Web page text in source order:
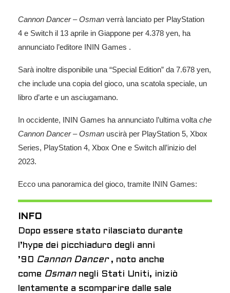
Cannon Dancer – Osman verrà lanciato per PlayStation
4 e Switch il 13 aprile in Giappone per 4.378 yen, ha
annunciato l’editore ININ Games .
Sarà inoltre disponibile una “Special Edition” da 7.678 yen,
che include una copia del gioco, una scatola speciale, un
libro d’arte e un asciugamano.
In occidente, ININ Games ha annunciato l’ultima volta che
Cannon Dancer – Osman uscirà per PlayStation 5, Xbox
Series, PlayStation 4, Xbox One e Switch all’inizio del
2023.
Ecco una panoramica del gioco, tramite ININ Games:
INFO
Dopo essere stato rilasciato durante
l’hype dei picchiaduro degli anni
’90 Cannon Dancer, noto anche
come Osmannegli Stati Uniti, iniziò
lentamente a scomparire dalle sale